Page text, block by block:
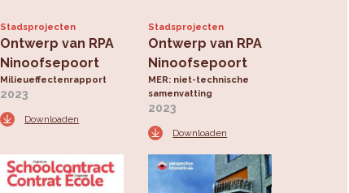
Stadsprojecten
Ontwerp van RPA
Ninoofsepoort
Milieueffectenrapport
2023
Downloaden
Stadsprojecten
Ontwerp van RPA
Ninoofsepoort
MER: niet-technische
samenvatting
2023
Downloaden